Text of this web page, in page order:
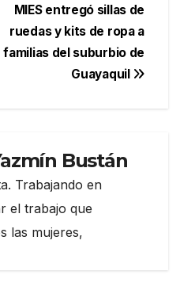
MIES entregó sillas de
ruedas y kits de ropa a
familias del suburbio de
Guayaquil
Bustán
Trabajando en
el trabajo que
las mujeres,